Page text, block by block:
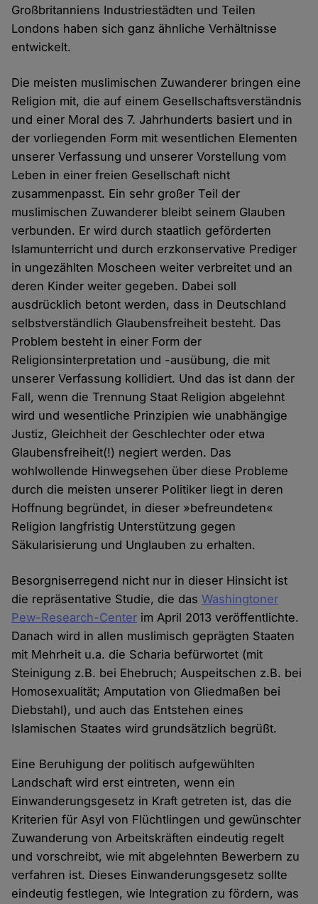
Großbritanniens Industriestädten und Teilen
Londons haben sich ganz ähnliche Verhältnisse
entwickelt.
Die meisten muslimischen Zuwanderer bringen eine
Religion mit, die auf einem Gesellschaftsverständnis
und einer Moral des 7. Jahrhunderts basiert und in
der vorliegenden Form mit wesentlichen Elementen
unserer Verfassung und unserer Vorstellung vom
Leben in einer freien Gesellschaft nicht
zusammenpasst. Ein sehr großer Teil der
muslimischen Zuwanderer bleibt seinem Glauben
verbunden. Er wird durch staatlich geförderten
Islamunterricht und durch erzkonservative Prediger
in ungezählten Moscheen weiter verbreitet und an
deren Kinder weiter gegeben. Dabei soll
ausdrücklich betont werden, dass in Deutschland
selbstverständlich Glaubensfreiheit besteht. Das
Problem besteht in einer Form der
Religionsinterpretation und -ausübung, die mit
unserer Verfassung kollidiert. Und das ist dann der
Fall, wenn die Trennung Staat Religion abgelehnt
wird und wesentliche Prinzipien wie unabhängige
Justiz, Gleichheit der Geschlechter oder etwa
Glaubensfreiheit(!) negiert werden. Das
wohlwollende Hinwegsehen über diese Probleme
durch die meisten unserer Politiker liegt in deren
Hoffnung begründet, in dieser »befreundeten«
Religion langfristig Unterstützung gegen
Säkularisierung und Unglauben zu erhalten.
Besorgniserregend nicht nur in dieser Hinsicht ist
die repräsentative Studie, die dasWashingtoner
Pew-Research-Center im April 2013 veröffentlichte.
Danach wird in allen muslimisch geprägten Staaten
mit Mehrheit u.a. die Scharia befürwortet (mit
Steinigung z.B. bei Ehebruch; Auspeitschen z.B. bei
Homosexualität; Amputation von Gliedmaßen bei
Diebstahl), und auch das Entstehen eines
Islamischen Staates wird grundsätzlich begrüßt.
Eine Beruhigung der politisch aufgewühlten
Landschaft wird erst eintreten, wenn ein
Einwanderungsgesetz in Kraft getreten ist, das die
Kriterien für Asyl von Flüchtlingen und gewünschter
Zuwanderung von Arbeitskräften eindeutig regelt
und vorschreibt, wie mit abgelehnten Bewerbern zu
verfahren ist. Dieses Einwanderungsgesetz sollte
eindeutig festlegen, wie Integration zu fördern, was